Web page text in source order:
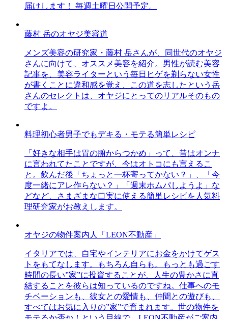
届けします！ 毎週土曜日公開予定。
藤村 岳のオヤジ美容道
メンズ美容の研究家・藤村 岳さんが、同世代のオヤジ
さんに向けて、オススメ美容を紹介。男性が読む美容
記事を、美容ライターという毎日ヒゲを剃らない女性
が書くことに違和感を覚え、この道を志したという岳
さんのセレクトは、オヤジにとってのリアルそのもの
ですよ。
料理初心者男子でもデキる・モテる簡単レシピ
「好きな相手は胃の腑からつかめ」って、昔はオンナ
に言われてたことですが、今はオトコにも言えるこ
と。飲んだ後「ちょっと一杯寄ってかない？」、「今
度一緒にアレ作らない？」「週末ホムパしようよ」な
どなど、さまざまな口実に使える簡単レシピを人気料
理研究家がお教えします。
オヤジの物件案内人「LEON不動産」
イタリアでは、自宅やインテリアにお金をかけてゲス
トをもてなします。もちろん自らも。もっとも過ごす
時間の長い”家”に投資することが、人生の豊かさに直
結することを彼らは知っているのですね。仕事へのモ
チベーションも、彼女との愛情も、仲間との遊びも、
すべてはお気に入りの”家”で育まれます。世の物件を